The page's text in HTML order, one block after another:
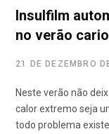
Insulfilm
no verão
21 DE DEZEMBRO
Neste verão não
calor extremo seja
todo problema